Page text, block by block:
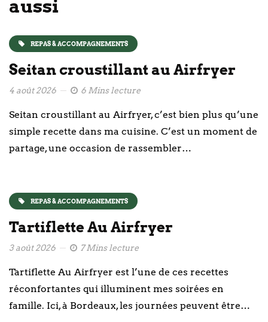
aussi
REPAS & ACCOMPAGNEMENTS
Seitan croustillant au Airfryer
4 août 2026 6 Mins lecture
Seitan croustillant au Airfryer, c’est bien plus qu’une
simple recette dans ma cuisine. C’est un moment de
partage, une occasion de rassembler…
REPAS & ACCOMPAGNEMENTS
Tartiflette Au Airfryer
3 août 2026 7 Mins lecture
Tartiflette Au Airfryer est l’une de ces recettes
réconfortantes qui illuminent mes soirées en
famille. Ici, à Bordeaux, les journées peuvent être…